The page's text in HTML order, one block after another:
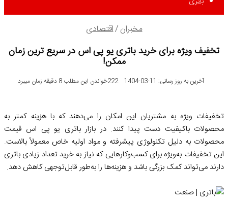
مخبران/اقتصادی
تخفیف ویژه برای خرید باتری یو پی اس در سریع ترین زمان
ممکن!
آخرین به روز رسانی: 11-03-1404 222خواندن این مطلب 8 دقیقه زمان میبرد
تخفیفات ویژه به مشتریان این امکان را می‌دهند که با هزینه کمتر به
محصولات باکیفیت دست پیدا کنند. در بازار باتری یو پی اس قیمت
محصولات به دلیل تکنولوژی پیشرفته و مواد اولیه خاص معمولاً بالاست.
این تخفیفات به‌ویژه برای کسب‌وکارهایی که نیاز به خرید تعداد زیادی باتری
دارند می‌تواند کمک بزرگی باشد و هزینه‌ها را به‌طور قابل‌توجهی کاهش دهد.